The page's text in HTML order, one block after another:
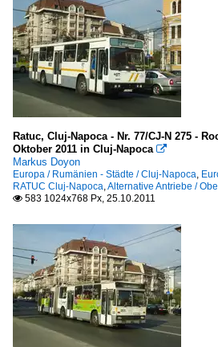
Ratuc, Cluj-Napoca - Nr. 77/CJ-N 275 -
Oktober 2011 in Cluj-Napoca 
Markus Doyon
Europa / Rumänien - Städte / Cluj-Napoca,
RATUC Cluj-Napoca,Alternative Antriebe /
 583 1024x768 Px, 25.10.2011